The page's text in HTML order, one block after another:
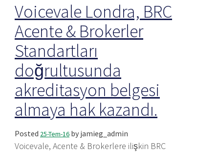
Voicevale Londra, BRC
Acente & Brokerler
Standartları
doğrultusunda
akreditasyon belgesi
almaya hak kazandı.
Posted 25-Tem-16 by jamieg_admin
Voicevale, Acente & Brokerlere ilişkin BRC